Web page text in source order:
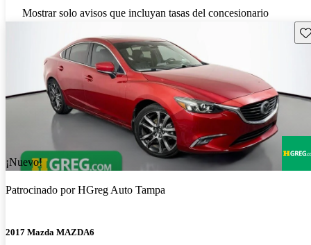
Mostrar solo avisos que incluyan tasas del concesionario
¡Nuevo!
Patrocinado porHGreg Auto Tampa
2017 Mazda MAZDA6